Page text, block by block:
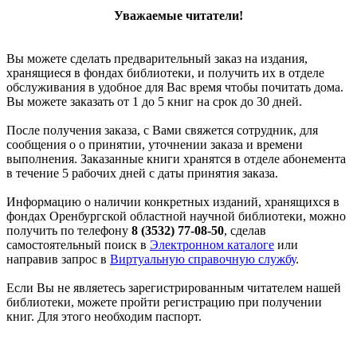
Уважаемые читатели!
Вы можете сделать предварительный заказ на издания,
хранящиеся в фондах библиотеки, и получить их в отделе
обслуживания в удобное для Вас время чтобы почитать дома.
Вы можете заказать от 1 до 5 книг на срок до 30 дней.
После получения заказа, с Вами свяжется сотрудник, для
сообщения о о принятии, уточнении заказа и времени
выполнения. Заказанные книги хранятся в отделе абонемента
в течение 5 рабочих дней с даты принятия заказа.
Информацию о наличии конкретных изданий, хранящихся в
фондах Оренбургской областной научной библиотеки, можно
получить по телефону 8 (3532) 77-08-50, сделав
самостоятельный поиск в Электронном каталоге или
направив запрос в Виртуальную справочную службу.
Если Вы не являетесь зарегистрированным читателем нашей
библиотеки, можете пройти регистрацию при получении
книг. Для этого необходим паспорт.